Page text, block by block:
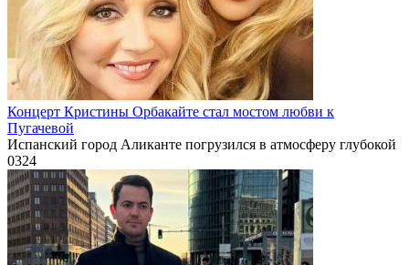
Концерт Кристины Орбакайте стал мостом любви к
Пугачевой
Испанский город Аликанте погрузился в атмосферу глубокой
0324